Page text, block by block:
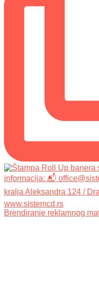
Brendiranje reklamnog